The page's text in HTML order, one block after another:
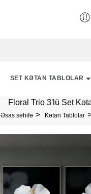
SET KƏTAN TABLOLAR
Floral Trio 3'lü Set
Əsas səhifə Kətan Tablolar